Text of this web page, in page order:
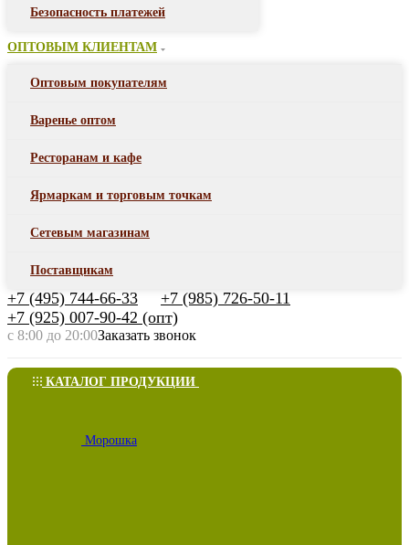
Безопасность платежей
ОПТОВЫМ КЛИЕНТАМ
Оптовым покупателям
Варенье оптом
Ресторанам и кафе
Ярмаркам и торговым точкам
Сетевым магазинам
Поставщикам
+7 (495) 744-66-33
+7 (985) 726-50-11
+7 (925) 007-90-42 (опт)
с 8:00 до 20:00Заказать звонок
КАТАЛОГ ПРОДУКЦИИ
Морошка